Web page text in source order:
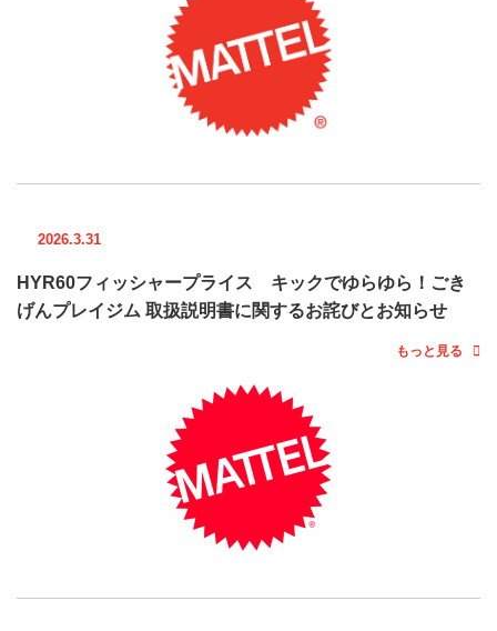
2026.3.31
HYR60フィッシャープライス キックでゆらゆら！ごき
げんプレイジム 取扱説明書に関するお詫びとお知らせ
もっと見る